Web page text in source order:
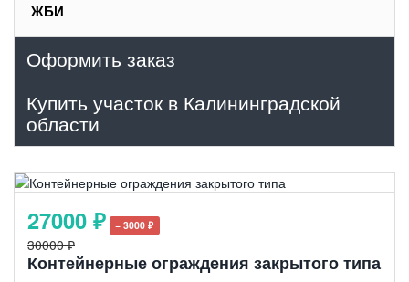
ЖБИ
Оформить заказ
Купить участок в Калининградской
области
27000 ₽ − 3000 ₽
30000 ₽
Контейнерные ограждения закрытого типа